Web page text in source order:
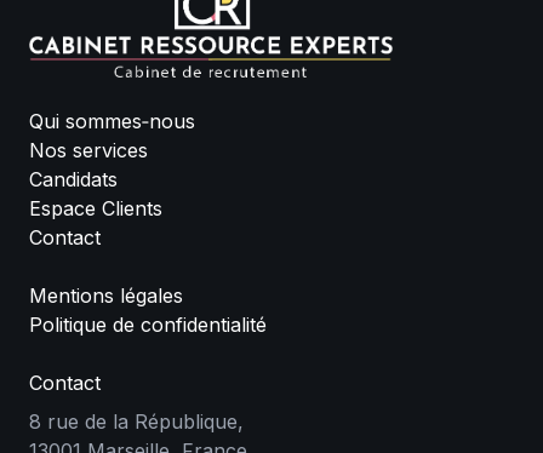
Qui sommes‑nous
Nos services
Candidats
Espace Clients
Contact
Mentions légales
Politique de confidentialité
Contact
8 rue de la République,